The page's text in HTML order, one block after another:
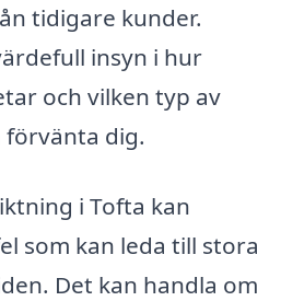
tidigare kunder.
insyn i hur
och vilken typ av
förvänta dig.
i Tofta kan
som kan leda till stora
Det kan handla om